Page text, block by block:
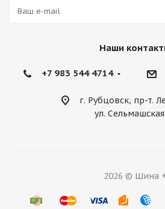
Наши
+7 983 544 4714
г. Рубцовск, пр-т.
ул.
2026 © Шина